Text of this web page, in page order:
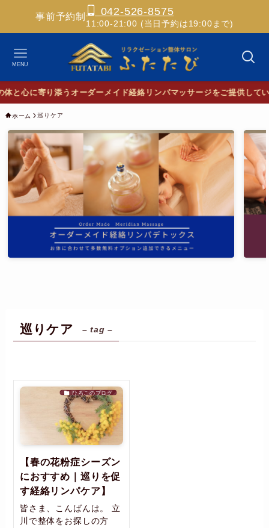
事前予約制 042-526-8575
11:00-21:00 (当日予約は19:00まで)
MENU
心に寄り添うオーダーメイド経絡リンパマッサージをご提供していま
ホーム 巡りケア
巡りケア – tag –
ひろこのブログ
【春の花粉症シーズン
におすすめ｜巡りを促
す経絡リンパケア】
皆さま、こんばんは。 立
川で整体をお探しの方